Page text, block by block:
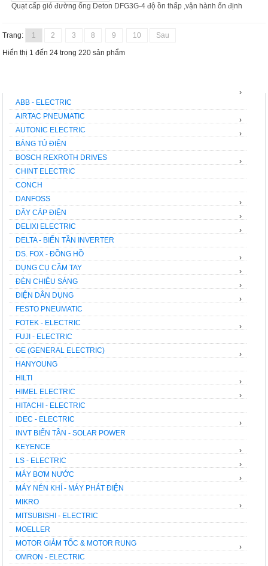
Quạt cấp gió đường ống Deton DFG3G-4 độ ồn thấp ,vận hành ổn định
Trang: 1 2 3 8 9 10 Sau
Hiển thị 1 đến 24 trong 220 sản phẩm
ABB - ELECTRIC
›
AIRTAC PNEUMATIC
AUTONIC ELECTRIC
›
BẢNG TỦ ĐIỆN
›
BOSCH REXROTH DRIVES
CHINT ELECTRIC
›
CONCH
DANFOSS
DÂY CÁP ĐIỆN
›
DELIXI ELECTRIC
›
DELTA - BIẾN TẦN INVERTER
›
DS. FOX - ĐỒNG HỒ
DỤNG CỤ CẦM TAY
›
ĐÈN CHIÊU SÁNG
›
ĐIỆN DÂN DỤNG
›
FESTO PNEUMATIC
›
FOTEK - ELECTRIC
FUJI - ELECTRIC
›
GE (GENERAL ELECTRIC)
HANYOUNG
›
HILTI
HIMEL ELECTRIC
›
HITACHI - ELECTRIC
›
IDEC - ELECTRIC
INVT BIẾN TẦN - SOLAR POWER
›
KEYENCE
LS - ELECTRIC
›
MÁY BƠM NƯỚC
›
MÁY NÉN KHÍ - MÁY PHÁT ĐIỆN
›
MIKRO
MITSUBISHI - ELECTRIC
›
MOELLER
MOTOR GIẢM TỐC & MOTOR RUNG
OMRON - ELECTRIC
›